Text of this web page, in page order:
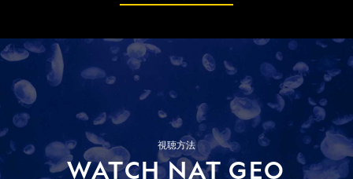
視聴方法
WATCH NAT GEO